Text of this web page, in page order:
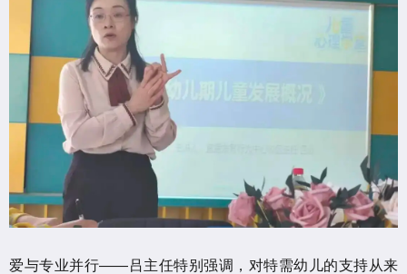
爱与专业并行——吕主任特别强调，对特需幼儿的支持从来